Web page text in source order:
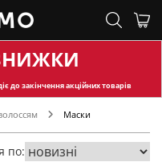
до закінчення акційних товарів
Маски
по: